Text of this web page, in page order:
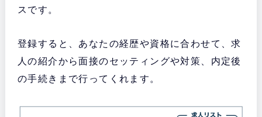
スです。
登録すると、あなたの経歴や資格に合わせて、求
人の紹介から面接のセッティングや対策、内定後
の手続きまで行ってくれます。